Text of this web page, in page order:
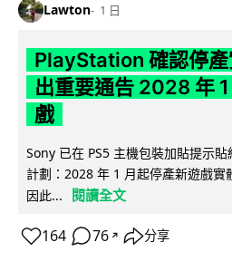
Lawton 1 日
PlayStation 確認停
出重要通告 2028 年
戲
Sony 已在 PS5 主機包裝加貼提示
計劃：2028 年 1 月起停產新遊戲實
因此...
閱讀全文
164 76 ↗ 分享